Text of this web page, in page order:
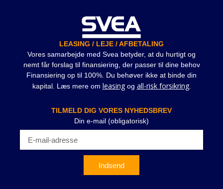
LEASING / LEJE / AFBETALING
Vores samarbejde med Svea betyder, at du hurtigt og
nemt får forslag til finansiering, der passer til dine behov
Finansiering op til 100%. Du behøver ikke at binde din
kapital. Læs mere om leasingog all-risk forsikring.
TILMELD DIG VORES NYHEDSBREV
Din e-mail (obligatorisk)
Indsend